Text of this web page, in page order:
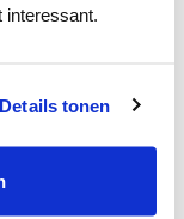
interessant.
Details tonen